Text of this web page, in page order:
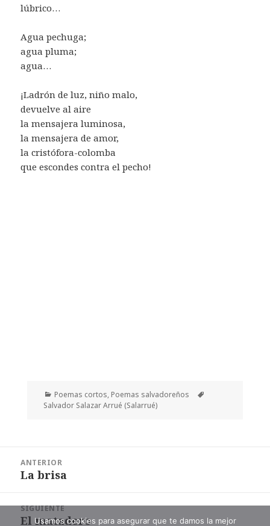
lúbrico…
Agua pechuga;
agua pluma;
agua…
¡Ladrón de luz, niño malo,
devuelve al aire
la mensajera luminosa,
la mensajera de amor,
la cristófora-colomba
que escondes contra el pecho!
Categorías
Poemas cortos, Poemas salvadoreños
Salvador Salazar Arrué (Salarrué)
entradas
ANTERIOR
Entrada
La brisa
SIGUIENTE
Entrada
El matadero
Usamos cookies para asegurar que te damos la mejor